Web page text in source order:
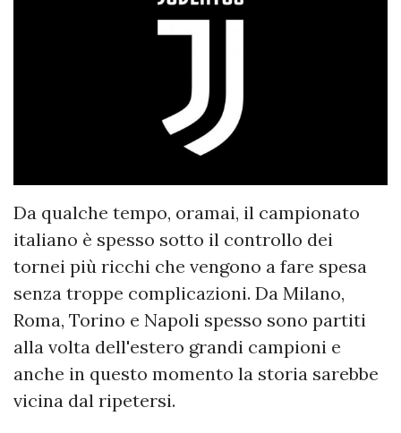
Da qualche tempo, oramai, il campionato
italiano è spesso sotto il controllo dei
tornei più ricchi che vengono a fare spesa
senza troppe complicazioni. Da Milano,
Roma, Torino e Napoli spesso sono partiti
alla volta dell'estero grandi campioni e
anche in questo momento la storia sarebbe
vicina dal ripetersi.